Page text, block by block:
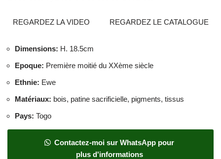
REGARDEZ LA VIDEO REGARDEZ LE CATALOGUE
Dimensions: H. 18.5cm
Epoque: Première moitié du XXème siècle
Ethnie: Ewe
Matériaux: bois, patine sacrificielle, pigments, tissus
Pays: Togo
Contactez-moi sur WhatsApp pour
plus d'informations